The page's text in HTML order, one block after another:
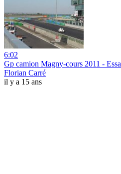
6:02
Gp camion Magny-cours 2011 -
Florian Carré
il y a 15 ans